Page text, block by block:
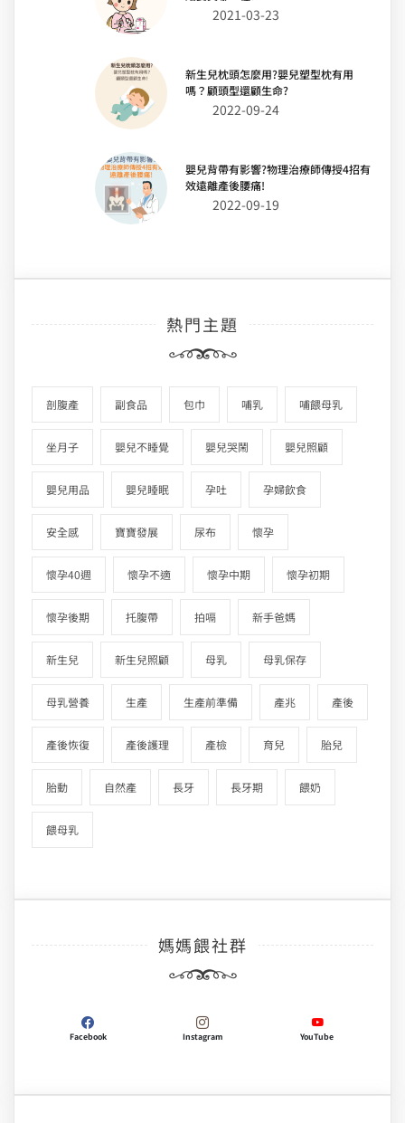
2021-03-23
新生兒枕頭怎麼用?嬰兒塑型枕有用
嗎？顧頭型還顧生命?
2022-09-24
嬰兒背帶有影響?物理治療師傳授4招有
效遠離產後腰痛!
2022-09-19
熱門主題
剖腹產 副食品 包巾 哺乳 哺餵母乳
坐月子 嬰兒不睡覺 嬰兒哭鬧 嬰兒照顧
嬰兒用品 嬰兒睡眠 孕吐 孕婦飲食
安全感 寶寶發展 尿布 懷孕
懷孕40週 懷孕不適 懷孕中期 懷孕初期
懷孕後期 托腹帶 拍嗝 新手爸媽
新生兒 新生兒照顧 母乳 母乳保存
母乳營養 生產 生產前準備 產兆 產後
產後恢復 產後護理 產檢 育兒 胎兒
胎動 自然產 長牙 長牙期 餵奶
餵母乳
媽媽餵社群
Facebook Instagram YouTube